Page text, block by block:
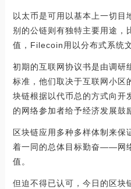
以太币是可用以基本上一切目
别的公链则有独特主要用途，
值，Filecoin用以分布式系统
初期的互联网协议书是由调研
标准，他们取决于互联网小区
块链根据以代币总的方式向开
的网络参加者给予经济发展鼓
区块链应用多种多样体制来保
着一同的总体目标勤奋——网
值。
但迫不得已认可，今日的区块